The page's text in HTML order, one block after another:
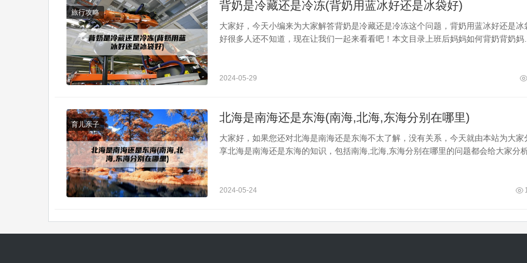
旅行攻略
背奶是冷藏还是冷冻(背奶用蓝冰好还是冰袋好)
大家好，今天小编来为大家解答背奶是冷藏还是冷冻这个问题，背奶用蓝冰好还是冰
好很多人还不知道，现在让我们一起来看看吧！本文目录上班后妈妈如何背奶背奶妈妈
水。2、使用奶瓶背奶时，妈妈可以将奶瓶放在肩膀上，然后将奶嘴放在奶瓶上，通
2024-05-29
育儿亲子
北海是南海还是东海(南海,北海,东海分别在哪里)
大家好，如果您还对北海是南海还是东海不太了解，没有关系，今天就由本站为大家
享北海是南海还是东海的知识，包括南海,北海,东海分别在哪里的问题都会给大家分
属于中国南海海域。南海是我国南部的近海，它的南部是加里曼丹岛和苏门答腊岛，
2024-05-24